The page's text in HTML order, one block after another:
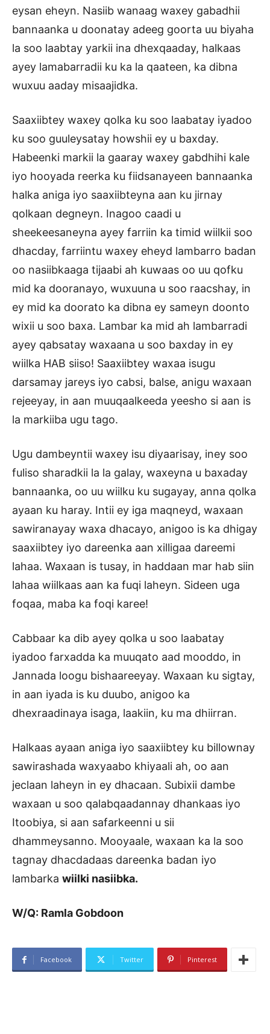
eysan eheyn. Nasiib wanaag waxey gabadhii
bannaanka u doonatay adeeg goorta uu biyaha
la soo laabtay yarkii ina dhexqaaday, halkaas
ayey lamabarradii ku ka la qaateen, ka dibna
wuxuu aaday misaajidka.
Saaxiibtey waxey qolka ku soo laabatay iyadoo
ku soo guuleysatay howshii ey u baxday.
Habeenki markii la gaaray waxey gabdhihi kale
iyo hooyada reerka ku fiidsanayeen bannaanka
halka aniga iyo saaxiibteyna aan ku jirnay
qolkaan degneyn. Inagoo caadi u
sheekeesaneyna ayey farriin ka timid wiilkii soo
dhacday, farriintu waxey eheyd lambarro badan
oo nasiibkaaga tijaabi ah kuwaas oo uu qofku
mid ka dooranayo, wuxuuna u soo raacshay, in
ey mid ka doorato ka dibna ey sameyn doonto
wixii u soo baxa. Lambar ka mid ah lambarradi
ayey qabsatay waxaana u soo baxday in ey
wiilka HAB siiso! Saaxiibtey waxaa isugu
darsamay jareys iyo cabsi, balse, anigu waxaan
rejeeyay, in aan muuqaalkeeda yeesho si aan is
la markiiba ugu tago.
Ugu dambeyntii waxey isu diyaarisay, iney soo
fuliso sharadkii la la galay, waxeyna u baxaday
bannaanka, oo uu wiilku ku sugayay, anna qolka
ayaan ku haray. Intii ey iga maqneyd, waxaan
sawiranayay waxa dhacayo, anigoo is ka dhigay
saaxiibtey iyo dareenka aan xilligaa dareemi
lahaa. Waxaan is tusay, in haddaan mar hab siin
lahaa wiilkaas aan ka fuqi laheyn. Sideen uga
foqaa, maba ka foqi karee!
Cabbaar ka dib ayey qolka u soo laabatay
iyadoo farxadda ka muuqato aad mooddo, in
Jannada loogu bishaareeyay. Waxaan ku sigtay,
in aan iyada is ku duubo, anigoo ka
dhexraadinaya isaga, laakiin, ku ma dhiirran.
Halkaas ayaan aniga iyo saaxiibtey ku billownay
sawirashada waxyaabo khiyaali ah, oo aan
jeclaan laheyn in ey dhacaan. Subixii dambe
waxaan u soo qalabqaadannay dhankaas iyo
Itoobiya, si aan safarkeenni u sii
dhammeysanno. Mooyaale, waxaan ka la soo
tagnay dhacdadaas dareenka badan iyo
lambarka wiilki nasiibka.
W/Q: Ramla Gobdoon
Facebook Twitter Pinterest